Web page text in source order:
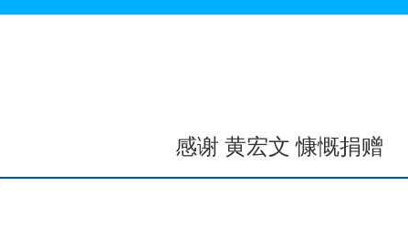
感谢 黄宏文 慷慨捐赠